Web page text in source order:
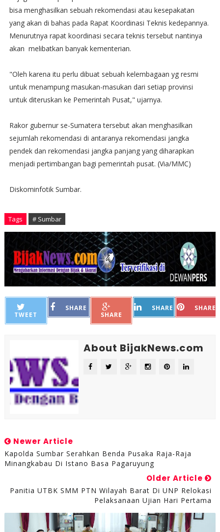
bisa menghasilkan sebuah rekomendasi atau kesepakatan
yang akan di bahas pada Rapat Koordinasi Teknis kedepannya.
Menurutnya rapat koordinasi secara teknis tersebut nantinya
akan melibatkan banyak kementerian.
"Oleh karena itu perlu dibuat sebuah kelembagaan yg resmi
untuk menampung masukan-masukan dari setiap provinsi
untuk diteruskan ke Pemerintah Pusat," ujarnya.
Rakor gubernur se-Sumatera tersebut akan menghasilkan
sejumlah rekomendasi di antaranya rekomendasi jangka
pendek dan rekomendasi jangka panjang yang diharapkan
menjadi pertimbangan bagi pemerintah pusat. (Via/MMC)
Diskominfotik Sumbar.
Tags # Sumbar
TWEET
SHARE
SHARE
SHARE SHARE
About BijakNews.com
Newer Article
Kapolda Sumbar Serahkan Benda Pusaka Raja-Raja
Minangkabau Di Istano Basa Pagaruyung
Older Article
Panitia UTBK SMM PTN Wilayah Barat Di UNP Relokasi
Pelaksanaan Ujian Hari Pertama